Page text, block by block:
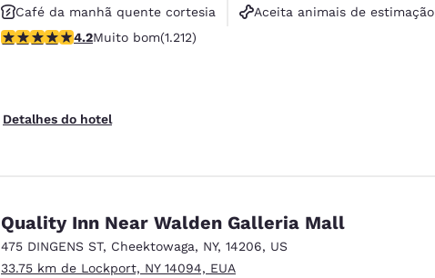
Café da manhã quente cortesia
Aceita animais de estimação
Não fumante
classificação 4.16 estrelas. Muito bom. 1212 avaliações
4.2Muito bom(1.212)
Detalhes do hotel
Quality Inn Near Walden Galleria Mall
475 DINGENS ST, Cheektowaga, NY, 14206, US
33.75 km de Lockport, NY 14094, EUA